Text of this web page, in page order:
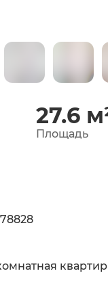
27.6
Площадь